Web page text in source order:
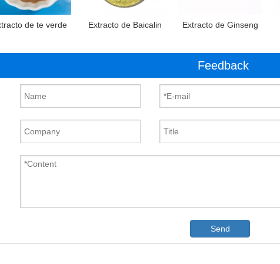
de te verde Extracto de Baicalin Extracto de Ginseng
Feedback
Send